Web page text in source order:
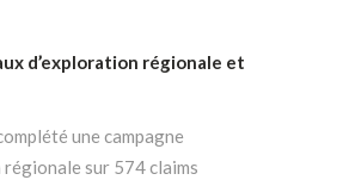
d’exploration régionale et
une campagne
régionale sur 574 claims